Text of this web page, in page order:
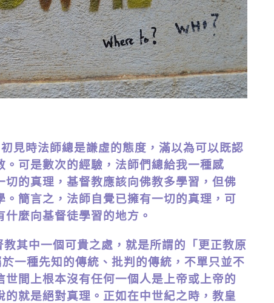
見時法師總是謙虛的態度，滿以為可以既認
可是數次的經驗，法師們總給我一種感
的真理，基督教應該向佛教多學習，但佛
簡言之，法師自覺已擁有一切的真理，可
麼向基督徒學習的地方。
其中一個可貴之處，就是所謂的「更正教原
一種先知的傳統、批判的傳統，不單只並不
間上根本沒有任何一個人是上帝或上帝的
就是絕對真理。正如在中世紀之時，教皇